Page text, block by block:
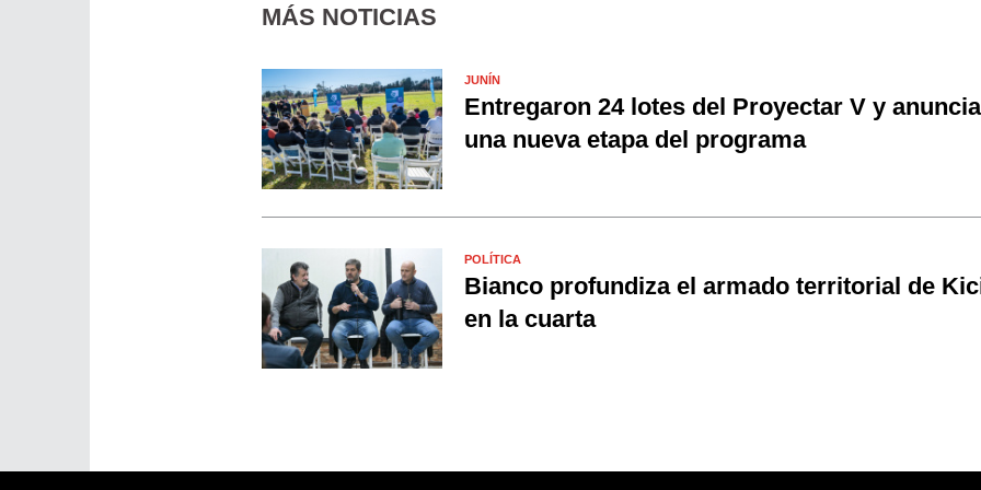
MÁS NOTICIAS
JUNÍN
Entregaron 24 lotes del Proyectar V y
una nueva etapa del programa
POLÍTICA
Bianco profundiza el armado territorial de
en la cuarta